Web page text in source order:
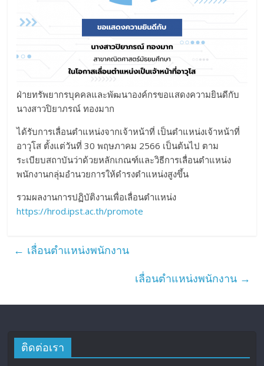
ฝ่ายทรัพยากรบุคคลและพัฒนาองค์กรขอแสดงความยินดีกับ
นางสาวปิยาภรณ์ ทองมาก
ได้รับการเลื่อนตำแหน่งจากเจ้าหน้าที่ เป็นตำแหน่งเจ้าหน้าที่
อาวุโส ตั้งแต่วันที่ 30 พฤษภาคม 2566 เป็นต้นไป ตาม
ระเบียบสถาบันว่าด้วยหลักเกณฑ์และวิธีการเลื่อนตำแหน่ง
พนักงานกลุ่มอำนวยการให้ดำรงตำแหน่งสูงขึ้น
รวมผลงานการปฏิบัติงานเพื่อเลื่อนตำแหน่ง
https://hrod.ipst.ac.th/promote
← เลื่อนตำแหน่งพนักงาน
เลื่อนตำแหน่งพนักงาน →
ติดต่อเรา